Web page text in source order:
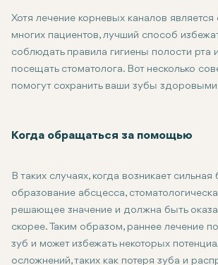
Хотя лечение корневых каналов
многих пациентов, лучший способ
соблюдать правила гигиены полости рта
посещать стоматолога. Вот несколько
помогут сохранить ваши зубы
Регулярно посещайте стоматолога:
Когда обращаться за помощью
В таких случаях, когда возникает сильная
образование абсцесса,
решающее значение и должна быть
скорее. Таким образом, раннее лечение
зуб и может избежать некоторых
осложнений, таких как потеря зуба и